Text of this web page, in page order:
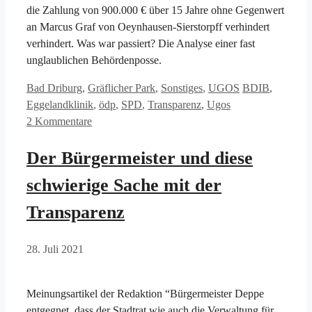
die Zahlung von 900.000 € über 15 Jahre ohne Gegenwert
an Marcus Graf von Oeynhausen-Sierstorpff verhindert
verhindert. Was war passiert? Die Analyse einer fast
unglaublichen Behördenposse.
Kategorien
Bad Driburg, Gräflicher Park, Sonstiges, UGOS Schlagwörter
BDIB,
Eggelandklinik, ödp, SPD, Transparenz, Ugos
2 Kommentare
Der Bürgermeister und diese
schwierige Sache mit der
Transparenz
28. Juli 2021
Meinungsartikel der Redaktion “Bürgermeister Deppe